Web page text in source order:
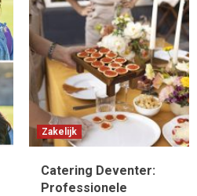
Zakelijk
Catering Deventer:
Professionele